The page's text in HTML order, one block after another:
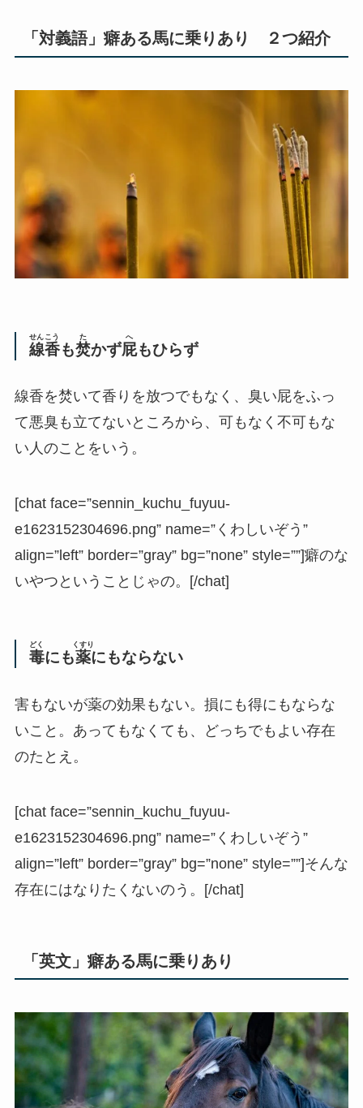
「対義語」癖ある馬に乗りあり ２つ紹介
線香
せんこう
も焚
た
かず屁
へ
もひらず
線香を焚いて香りを放つでもなく、臭い屁をふっ
て悪臭も立てないところから、可もなく不可もな
い人のことをいう。
[chat face=”sennin_kuchu_fuyuu-
e1623152304696.png” name=”くわしいぞう”
align=”left” border=”gray” bg=”none” style=””]癖のな
いやつということじゃの。[/chat]
毒
どく
にも薬
くすり
にもならない
害もないが薬の効果もない。損にも得にもならな
いこと。あってもなくても、どっちでもよい存在
のたとえ。
[chat face=”sennin_kuchu_fuyuu-
e1623152304696.png” name=”くわしいぞう”
align=”left” border=”gray” bg=”none” style=””]そんな
存在にはなりたくないのう。[/chat]
「英文」癖ある馬に乗りあり